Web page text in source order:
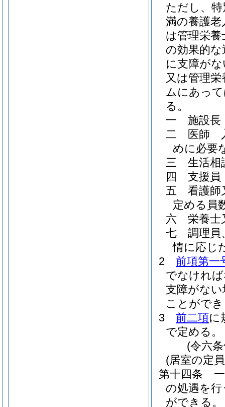
ただし、
満の養護老
は管理栄
の効果的
に支障が
又は管理
ムにあっ
る。
一
施設
二
医師
めに必要
三
生活
四
支援
五
看護師
定める員
六
栄養
七
調理
情に応じ
2
前項第一
でなけれ
支障がな
ことがで
3
前二項に
で定める。
(令六
(居室の定
第十四条
の処遇を
ができる。